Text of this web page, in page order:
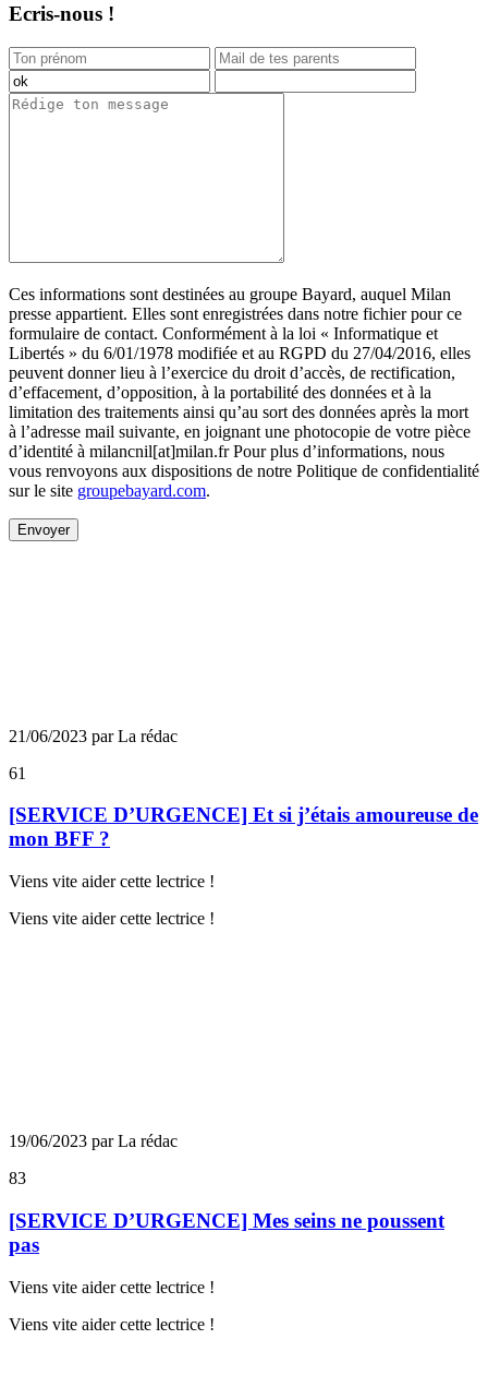
Ecris-nous !
Ces informations sont destinées au groupe Bayard, auquel Milan
presse appartient. Elles sont enregistrées dans notre fichier pour ce
formulaire de contact. Conformément à la loi « Informatique et
Libertés » du 6/01/1978 modifiée et au RGPD du 27/04/2016, elles
peuvent donner lieu à l’exercice du droit d’accès, de rectification,
d’effacement, d’opposition, à la portabilité des données et à la
limitation des traitements ainsi qu’au sort des données après la mort
à l’adresse mail suivante, en joignant une photocopie de votre pièce
d’identité à milancnil[at]milan.fr Pour plus d’informations, nous
vous renvoyons aux dispositions de notre Politique de confidentialité
sur le site groupebayard.com.
Envoyer
21/06/2023 par La rédac
61
[SERVICE D’URGENCE] Et si j’étais amoureuse de
mon BFF ?
Viens vite aider cette lectrice !
Viens vite aider cette lectrice !
19/06/2023 par La rédac
83
[SERVICE D’URGENCE] Mes seins ne poussent
pas
Viens vite aider cette lectrice !
Viens vite aider cette lectrice !